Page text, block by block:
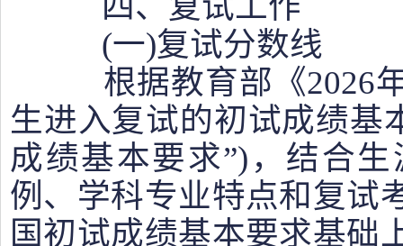
(一)复试分数线
根据教育部《2026年
生进入复试的初试成绩基
成绩基本要求”)，结合
例、学科专业特点和复试
国初试成绩基本要求基础